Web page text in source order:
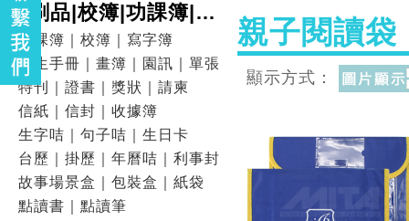
印刷品|校簿|功課簿|畫
簿功課簿｜校簿｜寫字簿
學生手冊｜畫簿｜園訊｜單張
特刊｜證書｜獎狀｜請柬
信紙｜信封｜收據簿
生字咭｜句子咭｜生日卡
台歷｜掛歷｜年曆咭｜利事封
故事場景盒｜包裝盒｜紙袋
點讀書｜點讀筆
親子閱讀袋
顯示方式：